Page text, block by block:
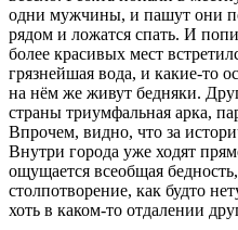
одни мужчины, и пашут они
рядом и ложатся спать. И
более красивых мест
грязнейшая вода, и какие-то
на нём же живут бедняки.
страны триумфальная арка,
Впрочем, видно, что за
Внутри города уже ходят
ощущается всеобщая
столпотворение, как будто
хоть в каком-то отдалении